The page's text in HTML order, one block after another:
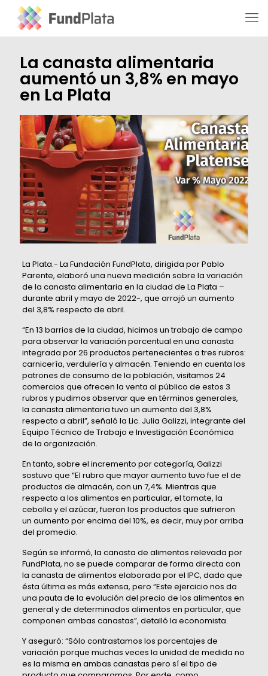
La canasta alimentaria
aumentó un 3,8% en mayo
en La Plata
La Plata.- La Fundación FundPlata, dirigida por Pablo
Parente, elaboró una nueva medición sobre la variación
de la canasta alimentaria en la ciudad de La Plata –
durante abril y mayo de 2022-, que arrojó un aumento
del 3,8% respecto de abril.
“En 13 barrios de la ciudad, hicimos un trabajo de campo
para observar la variación porcentual en una canasta
integrada por 26 productos pertenecientes a tres rubros:
carnicería, verdulería y almacén. Teniendo en cuenta los
patrones de consumo de la población, visitamos 24
comercios que ofrecen la venta al público de estos 3
rubros y pudimos observar que en términos generales,
la canasta alimentaria tuvo un aumento del 3,8%
respecto a abril”, señaló la Lic. Julia Galizzi, integrante del
Equipo Técnico de Trabajo e Investigación Económica
de la organización.
En tanto, sobre el incremento por categoría, Galizzi
sostuvo que “El rubro que mayor aumento tuvo fue el de
productos de almacén, con un 7,4%. Mientras que
respecto a los alimentos en particular, el tomate, la
cebolla y el azúcar, fueron los productos que sufrieron
un aumento por encima del 10%, es decir, muy por arriba
del promedio.
Según se informó, la canasta de alimentos relevada por
FundPlata, no se puede comparar de forma directa con
la canasta de alimentos elaborada por el IPC, dado que
ésta última es más extensa, pero “Este ejercicio nos da
una pauta de la evolución del precio de los alimentos en
general y de determinados alimentos en particular, que
componen ambas canastas”, detalló la economista.
Y aseguró: “Sólo contrastamos los porcentajes de
variación porque muchas veces la unidad de medida no
es la misma en ambas canastas pero sí el tipo de